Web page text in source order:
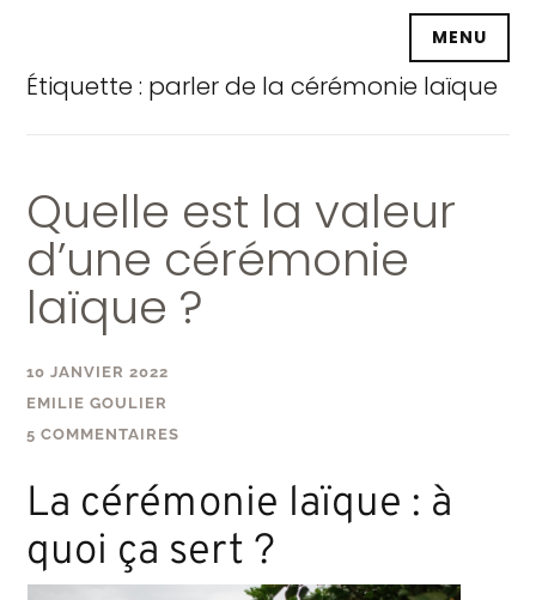
principal
MENU
Étiquette : parler de la cérémonie laïque
Quelle est la valeur
d’une cérémonie
laïque ?
10 JANVIER 2022
EMILIE GOULIER
5 COMMENTAIRES
La cérémonie laïque : à
quoi ça sert ?